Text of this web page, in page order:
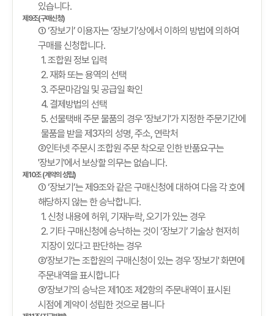
있습니다.
제9조(구매신청)
① ‘장보기’ 이용자는 ‘장보기’상에서 이하의 방법에 의하여
구매를 신청합니다.
1. 조합원 정보 입력
2. 재화 또는 용역의 선택
3. 주문마감일 및 공급일 확인
4. 결제방법의 선택
5. 선물택배 주문 물품의 경우 '장보기'가 지정한 주문기간에
물품을 받을 제3자의 성명, 주소, 연락처
②인터넷 주문시 조합원 주문 착오로 인한 반품요구는
'장보기'에서 보상할 의무는 없습니다.
제10조 (계약의 성립)
① ‘장보기’는 제9조와 같은 구매신청에 대하여 다음 각 호에
해당하지 않는 한 승낙합니다.
1. 신청 내용에 허위, 기재누락, 오기가 있는 경우
2. 기타 구매신청에 승낙하는 것이 ‘장보기’ 기술상 현저히
지장이 있다고 판단하는 경우
②'장보기'는 조합원의 구매신청이 있는 경우 '장보기' 화면에
주문내역을 표시합니다
③'장보기'의 승낙은 제10조 제2항의 주문내역이 표시된
시점에 계약이 성립한 것으로 봅니다